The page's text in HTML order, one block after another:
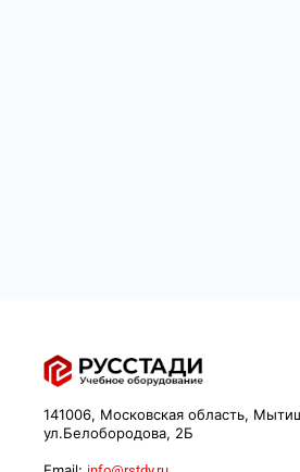
141006, Московская область,
ул.Белобородова, 2Б